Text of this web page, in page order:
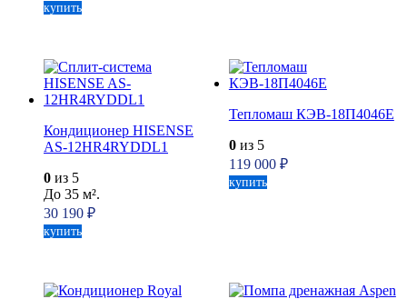
купить
Кондиционер HISENSE
AS-12HR4RYDDL1
0 из 5
До 35 м².
30 190 ₽
купить
Тепломаш КЭВ-18П4046Е
0из 5
119 000 ₽
купить